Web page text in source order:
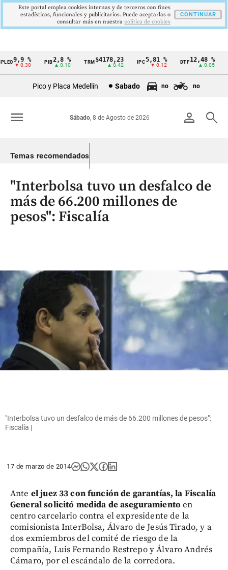
Cintillo
Colombia
9,9 %
▼ 0.30
2,8 %
▲ 0.10
TRM$4178,23
▲ 0.42
5,81 %
▼ 0.12
DTF12,48 %
▲ 0.05
Pico y Placa Medellín Sabado no no
person search
Sábado, 8 de Agosto de 2026
menu
Temas recomendados
"Interbolsa tuvo un desfalco de
más de 66.200 millones de
pesos": Fiscalía
"Interbolsa tuvo un desfalco de más de 66.200 millones de pesos":
Fiscalía |
17 de marzo de 2014
Ante el juez 33 con función de garantías, la Fiscalía
General solicitó medida de aseguramiento en
centro carcelario contra el expresidente de la
comisionista InterBolsa, Álvaro de Jesús Tirado, y a
dos exmiembros del comité de riesgo de la
compañía, Luis Fernando Restrepo y Álvaro Andrés
Cámaro, por el escándalo de la corredora.
Este portal emplea cookies internas y de terceros con fines
estadísticos, funcionales y publicitarios. Puede aceptarlas o
consultar más en nuestra politica de cookies
CONTINUAR